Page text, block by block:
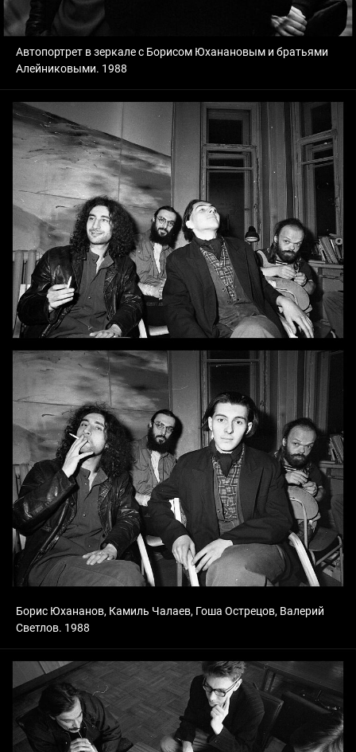
Автопортрет в зеркале с Борисом Юханановым и братьями
Алейниковыми. 1988
Борис Юхананов, Камиль Чалаев, Гоша Острецов, Валерий
Светлов. 1988